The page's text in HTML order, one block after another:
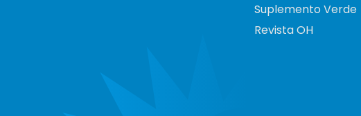
Suplemento Verde
Revista OH